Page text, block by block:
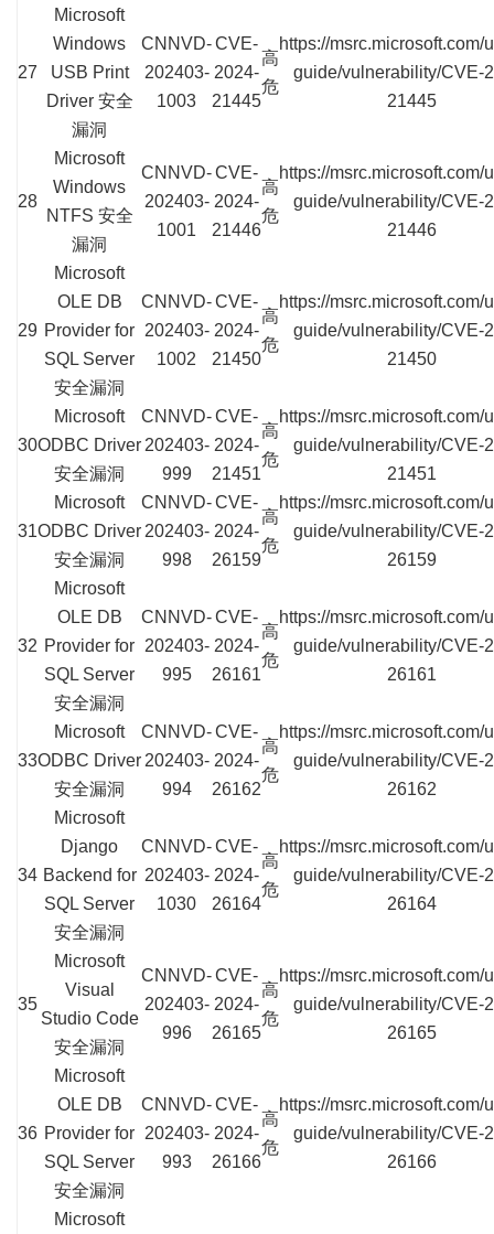
27
Microsoft
Windows
USB Print
Driver 安全
漏洞
CNNVD-
202403-
1003
CVE-
2024-
21445
高
危
https://msrc.microsoft.com/
guide/vulnerability/CVE-
21445
28
Microsoft
Windows
NTFS 安全
漏洞
CNNVD-
202403-
1001
CVE-
2024-
21446
高
危
https://msrc.microsoft.com/
guide/vulnerability/CVE-
21446
29
Microsoft
OLE DB
Provider for
SQL Server
安全漏洞
CNNVD-
202403-
1002
CVE-
2024-
21450
高
危
https://msrc.microsoft.com/
guide/vulnerability/CVE-
21450
30
Microsoft
ODBC Driver
安全漏洞
CNNVD-
202403-
999
CVE-
2024-
21451
高
危
https://msrc.microsoft.com/
guide/vulnerability/CVE-
21451
31
Microsoft
ODBC Driver
安全漏洞
CNNVD-
202403-
998
CVE-
2024-
26159
高
危
https://msrc.microsoft.com/
guide/vulnerability/CVE-
26159
32
Microsoft
OLE DB
Provider for
SQL Server
安全漏洞
CNNVD-
202403-
995
CVE-
2024-
26161
高
危
https://msrc.microsoft.com/
guide/vulnerability/CVE-
26161
33
Microsoft
ODBC Driver
安全漏洞
CNNVD-
202403-
994
CVE-
2024-
26162
高
危
https://msrc.microsoft.com/
guide/vulnerability/CVE-
26162
34
Microsoft
Django
Backend for
SQL Server
安全漏洞
CNNVD-
202403-
1030
CVE-
2024-
26164
高
危
https://msrc.microsoft.com/
guide/vulnerability/CVE-
26164
35
Microsoft
Visual
Studio Code
安全漏洞
CNNVD-
202403-
996
CVE-
2024-
26165
高
危
https://msrc.microsoft.com/
guide/vulnerability/CVE-
26165
36
Microsoft
OLE DB
Provider for
SQL Server
安全漏洞
CNNVD-
202403-
993
CVE-
2024-
26166
高
危
https://msrc.microsoft.com/
guide/vulnerability/CVE-
26166
Microsoft